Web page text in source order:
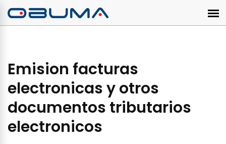
Emision facturas
electronicas y otros
documentos tributarios
electronicos